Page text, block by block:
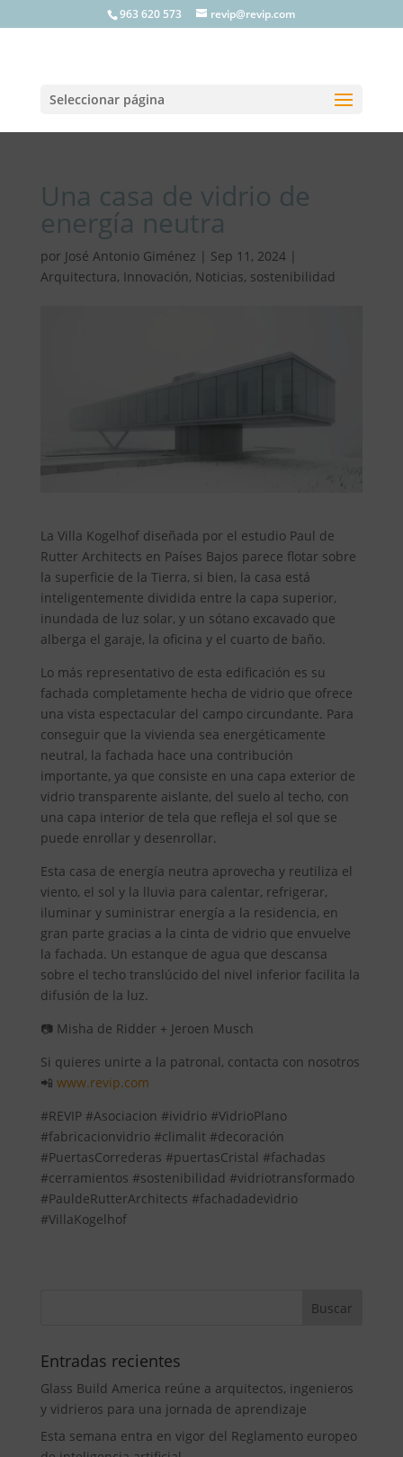
963 620 573 revip@revip.com
Seleccionar página
Una casa de vidrio de
energía neutra
por José Antonio Giménez | Sep 11, 2024|
Arquitectura, Innovación, Noticias, sostenibilidad
La Villa Kogelhof diseñada por el estudio Paul de
Rutter Architects en Países Bajos parece flotar sobre
la superficie de la Tierra, si bien, la casa está
inteligentemente dividida entre la capa superior,
inundada de luz solar, y un sótano excavado que
alberga el garaje, la oficina y el cuarto de baño.
Lo más representativo de esta edificación es su
fachada completamente hecha de vidrio que ofrece
una vista espectacular del campo circundante. Para
conseguir que la vivienda sea energéticamente
neutral, la fachada hace una contribución
importante, ya que consiste en una capa exterior de
vidrio transparente aislante, del suelo al techo, con
una capa interior de tela que refleja el sol que se
puede enrollar y desenrollar.
Esta casa de energía neutra aprovecha y reutiliza el
viento, el sol y la lluvia para calentar, refrigerar,
iluminar y suministrar energía a la residencia, en
gran parte gracias a la cinta de vidrio que envuelve
la fachada. Un estanque de agua que descansa
sobre el techo translúcido del nivel inferior facilita la
difusión de la luz.
📷 Misha de Ridder + Jeroen Musch
Si quieres unirte a la patronal, contacta con nosotros
📲 www.revip.com
#REVIP #Asociacion #ividrio #VidrioPlano
#fabricacionvidrio #climalit #decoración
#PuertasCorrederas #puertasCristal #fachadas
#cerramientos #sostenibilidad #vidriotransformado
#PauldeRutterArchitects #fachadadevidrio
#VillaKogelhof
Entradas recientes
Glass Build America reúne a arquitectos, ingenieros
y vidrieros para una jornada de aprendizaje
Esta semana entra en vigor del Reglamento europeo